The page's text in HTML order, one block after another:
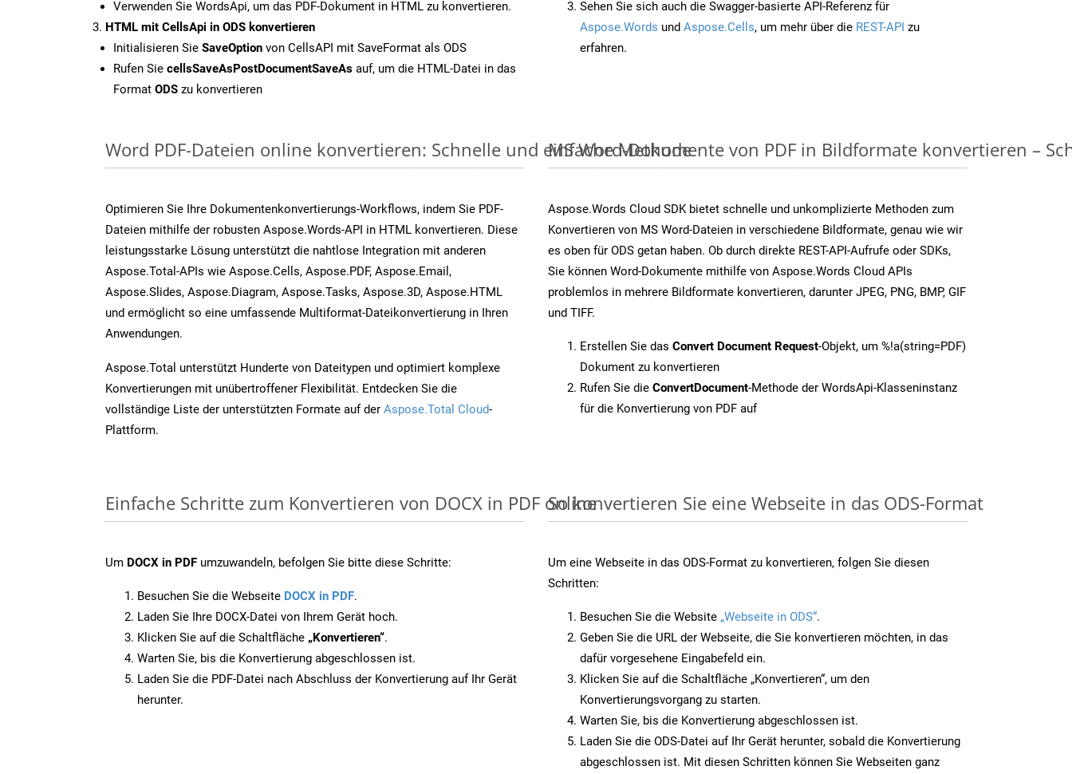
Verwenden Sie WordsApi, um das PDF-Dokument in HTML zu konvertieren.
HTML mit CellsApi in ODS konvertieren
Initialisieren Sie SaveOption von CellsAPI mit SaveFormat als ODS
Rufen Sie cellsSaveAsPostDocumentSaveAs auf, um die HTML-Datei in das
Format ODS zu konvertieren
Sehen Sie sich auch die Swagger-basierte API-Referenz für
Aspose.Words und Aspose.Cells, um mehr über die REST-API zu
erfahren.
Word PDF-Dateien online konvertieren: Schnelle und einfache Methode
Optimieren Sie Ihre Dokumentenkonvertierungs-Workflows, indem Sie PDF-
Dateien mithilfe der robusten Aspose.Words-API in HTML konvertieren. Diese
leistungsstarke Lösung unterstützt die nahtlose Integration mit anderen
Aspose.Total-APIs wie Aspose.Cells, Aspose.PDF, Aspose.Email,
Aspose.Slides, Aspose.Diagram, Aspose.Tasks, Aspose.3D, Aspose.HTML
und ermöglicht so eine umfassende Multiformat-Dateikonvertierung in Ihren
Anwendungen.
Aspose.Total unterstützt Hunderte von Dateitypen und optimiert komplexe
Konvertierungen mit unübertroffener Flexibilität. Entdecken Sie die
vollständige Liste der unterstützten Formate auf der Aspose.Total Cloud-
Plattform.
MS Word-Dokumente von PDF in Bildformate konvertieren –
Aspose.Words Cloud SDK bietet schnelle und unkomplizierte Methoden zum
Konvertieren von MS Word-Dateien in verschiedene Bildformate, genau wie wir
es oben für ODS getan haben. Ob durch direkte REST-API-Aufrufe oder SDKs,
Sie können Word-Dokumente mithilfe von Aspose.Words Cloud APIs
problemlos in mehrere Bildformate konvertieren, darunter JPEG, PNG, BMP, GIF
und TIFF.
Erstellen Sie das Convert Document Request-Objekt, um %!a(string=PDF)
Dokument zu konvertieren
Rufen Sie die ConvertDocument-Methode der WordsApi-Klasseninstanz
für die Konvertierung von PDF auf
Einfache Schritte zum Konvertieren von DOCX in PDF online
Um DOCX in PDF umzuwandeln, befolgen Sie bitte diese Schritte:
Besuchen Sie die Webseite DOCX in PDF.
Laden Sie Ihre DOCX-Datei von Ihrem Gerät hoch.
Klicken Sie auf die Schaltfläche „Konvertieren“.
Warten Sie, bis die Konvertierung abgeschlossen ist.
Laden Sie die PDF-Datei nach Abschluss der Konvertierung auf Ihr Gerät
herunter.
So konvertieren Sie eine Webseite in das ODS-Format
Um eine Webseite in das ODS-Format zu konvertieren, folgen Sie diesen
Schritten:
Besuchen Sie die Website „Webseite in ODS“.
Geben Sie die URL der Webseite, die Sie konvertieren möchten, in das
dafür vorgesehene Eingabefeld ein.
Klicken Sie auf die Schaltfläche „Konvertieren“, um den
Konvertierungsvorgang zu starten.
Warten Sie, bis die Konvertierung abgeschlossen ist.
Laden Sie die ODS-Datei auf Ihr Gerät herunter, sobald die Konvertierung
abgeschlossen ist. Mit diesen Schritten können Sie Webseiten ganz